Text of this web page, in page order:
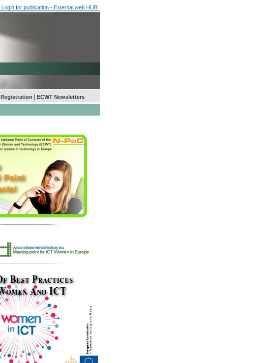
Login for publication - External web HUB
Registration ECWT Newsletters